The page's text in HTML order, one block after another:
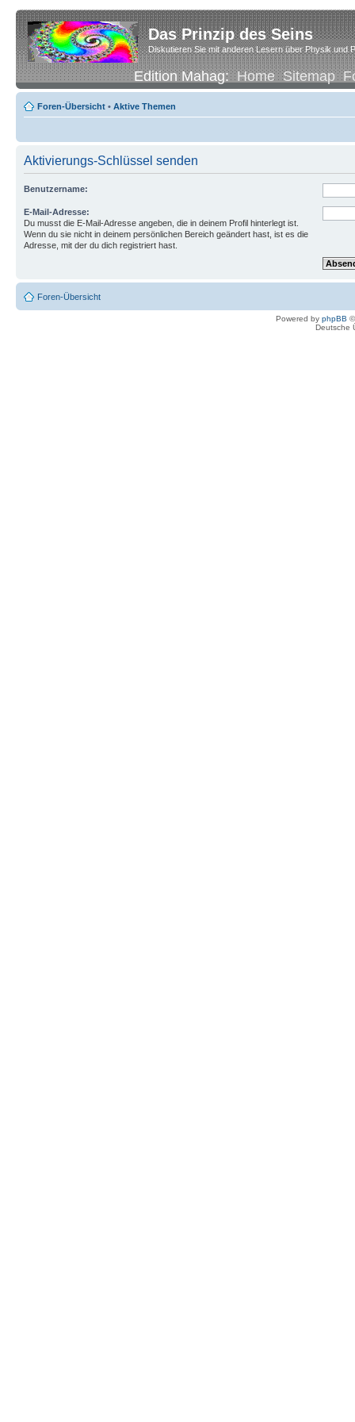
Das Prinzip des Seins
Diskutieren Sie mit anderen Lesern über Physik und
Edition Mahag:Home Sitemap
Foren-Übersicht • Aktive Themen
Aktivierungs-Schlüssel senden
Benutzername:
E-Mail-Adresse:
Du musst die E-Mail-Adresse angeben, die in deinem Profil hinterlegt ist.
Wenn du sie nicht in deinem persönlichen Bereich geändert hast, ist es die
Adresse, mit der du dich registriert hast.
Foren-Übersicht
Powered by phpBB
Deutsche